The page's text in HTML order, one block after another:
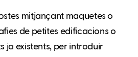
mitjançant maquetes o
de petites edificacions o
ja existents, per introduir